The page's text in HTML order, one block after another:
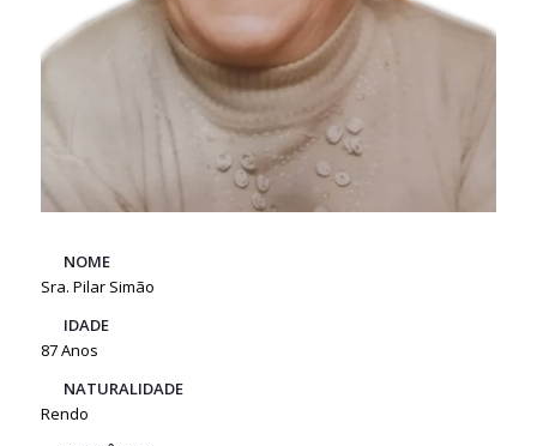
NOME
Sra. Pilar Simão
IDADE
87 Anos
NATURALIDADE
Rendo